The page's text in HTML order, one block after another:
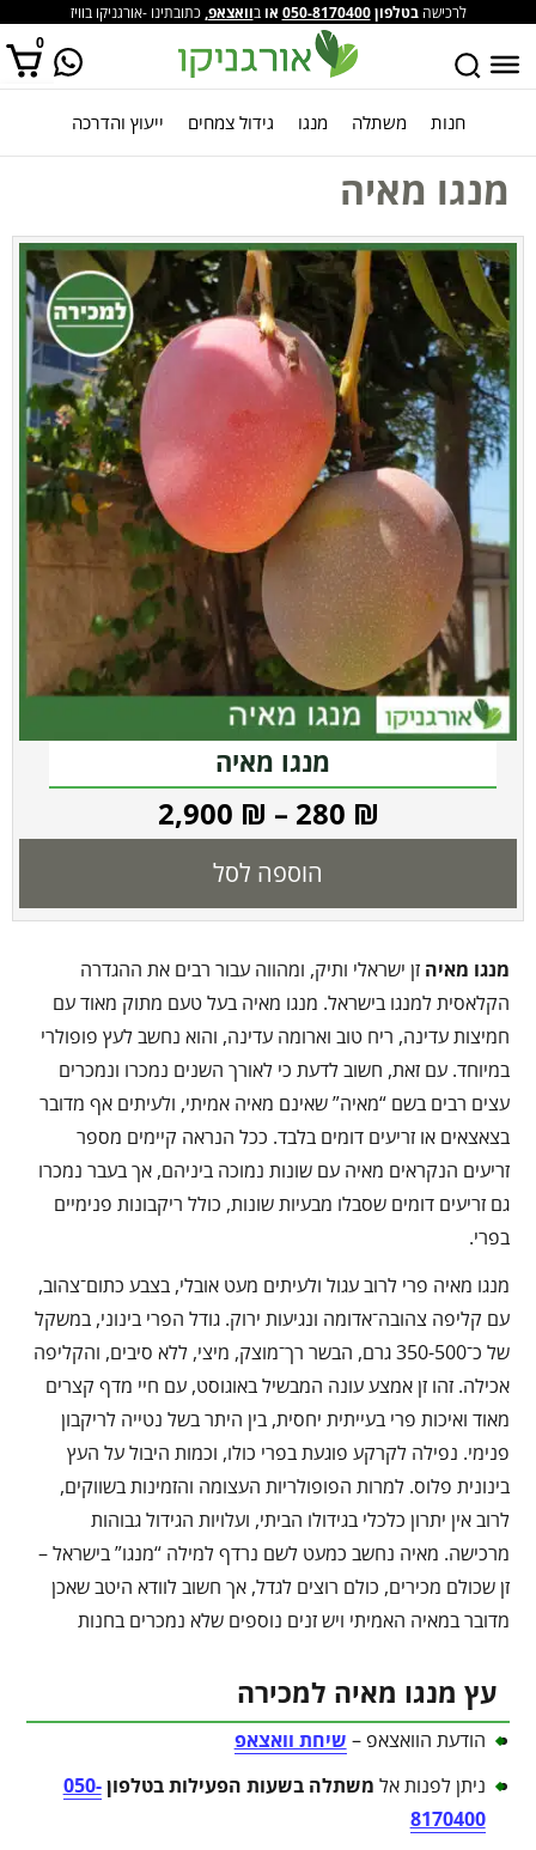
לרכישהבטלפון050-8170400 אובוואצאפ,כתובתינו -אורגניקו בוויז
0
אין מוצרים בסל הקניות. חנות משתלה מנגו גידול צמחים ייעוץ והדרכה
מנגו מאיה
מנגו מאיה
280 ₪
–
2,900 ₪
הוספה לסל
מנגו מאיה זן ישראלי ותיק, ומהווה עבור רבים את ההגדרה
הקלאסית למנגו בישראל. מנגו מאיה בעל טעם מתוק מאוד עם
חמיצות עדינה, ריח טוב וארומה עדינה, והוא נחשב לעץ פופולרי
במיוחד. עם זאת, חשוב לדעת כי לאורך השנים נמכרו ונמכרים
עצים רבים בשם “מאיה” שאינם מאיה אמיתי, ולעיתים אף מדובר
בצאצאים או זריעים דומים בלבד. ככל הנראה קיימים מספר
זריעים הנקראים מאיה עם שונות נמוכה ביניהם, אך בעבר נמכרו
גם זריעים דומים שסבלו מבעיות שונות, כולל ריקבונות פנימיים
בפרי.
מנגו מאיה פרי לרוב עגול ולעיתים מעט אובלי, בצבע כתום־צהוב,
עם קליפה צהובה־אדומה ונגיעות ירוק. גודל הפרי בינוני, במשקל
של כ־350-500 גרם, הבשר רך־מוצק, מיצי, ללא סיבים, והקליפה
אכילה. זהו זן אמצע עונה המבשיל באוגוסט, עם חיי מדף קצרים
מאוד ואיכות פרי בעייתית יחסית, בין היתר בשל נטייה לריקבון
פנימי. נפילה לקרקע פוגעת בפרי כולו, וכמות היבול על העץ
בינונית פלוס. למרות הפופולריות העצומה והזמינות בשווקים,
לרוב אין יתרון כלכלי בגידולו הביתי, ועלויות הגידול גבוהות
מרכישה. מאיה נחשב כמעט לשם נרדף למילה “מנגו” בישראל –
זן שכולם מכירים, כולם רוצים לגדל, אך חשוב לוודא היטב שאכן
מדובר במאיה האמיתי ויש זנים נוספים שלא נמכרים בחנות
עץ מנגו מאיה למכירה
הודעת הוואצאפ – שיחת וואצאפ
ניתן לפנות אל משתלה בשעות הפעילות בטלפון050-
8170400